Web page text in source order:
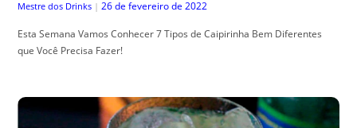
Mestre dos Drinks | 26 de fevereiro de 2022
Esta Semana Vamos Conhecer 7 Tipos de Caipirinha Bem Diferentes
que Você Precisa Fazer!